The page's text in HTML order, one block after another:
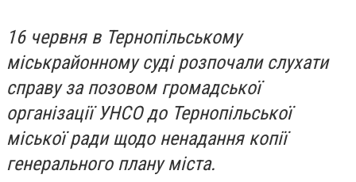
16 червня в Тернопільському
міськрайонному суді розпочали слухати
справу за позовом громадської
організації УНСО до Тернопільської
міської ради щодо ненадання копії
генерального плану міста.